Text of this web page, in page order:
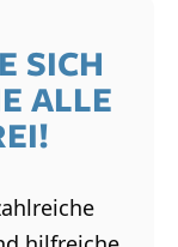
SICH
ALLE